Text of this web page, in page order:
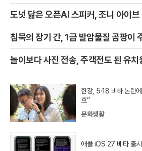
도넛 닮은 오픈AI 스피커, 조니 아이브
침묵의 장기 간, 1급 발암물질 곰팡이
놀이보다 사진 전송, 주객전도 된 유치
한강, 5·18 비하 논란
호”
문화생활
애플 iOS 27 베타 출